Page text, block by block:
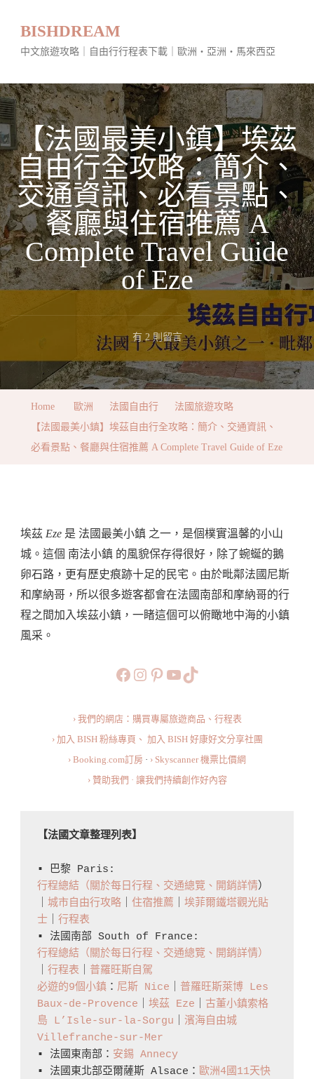
BISHDREAM
中文旅遊攻略｜自由行行程表下載｜歐洲・亞洲・馬來西亞
【法國最美小鎮】埃茲
自由行全攻略：簡介、
交通資訊、必看景點、
餐廳與住宿推薦 A
Complete Travel Guide
of Eze
在
國
由
行
全
攻
略：
交
資
訊、
必
看
與
住
推
薦
A
Complete
Guide
Of
有 2 則留言
Home 歐洲 法國自由行
法國旅遊攻略
【法國最美小鎮】埃茲自由行全攻略：簡介、交通資訊、
必看景點、餐廳與住宿推薦 A Complete Travel Guide of Eze
埃茲 Eze 是 法國最美小鎮 之一，是個樸實溫馨的小山
城。這個 南法小鎮 的風貌保存得很好，除了蜿蜒的鵝
卵石路，更有歷史痕跡十足的民宅。由於毗鄰法國尼斯
和摩納哥，所以很多遊客都會在法國南部和摩納哥的行
程之間加入埃茲小鎮，一睹這個可以俯瞰地中海的小鎮
風采。
https://www.facebook.com/
https://
https://
旅行美食小短片TikTok
› 我們的網店：購買專屬旅遊商品、行程表
› 加入 BISH 粉絲專頁、 加入 BISH 好康好文分享社團
› Booking.com訂房 · › Skyscanner 機票比價網
› 贊助我們 · 讓我們持續創作好內容
【法國文章整理列表】
▪️ 巴黎 Paris:
行程總結（關於每日行程、交通總覽、開銷詳情）
城市自由行攻略 住宿推薦
埃菲爾鐵塔觀光貼
士
行程表
▪️ 法國南部 South of France:
行程總結（關於每日行程、交通總覽、開銷詳情）
行程表
普羅旺斯自駕
必遊的9個小鎮 ： 尼斯 Nice
普羅旺斯萊博 Les
Baux-de-Provence
埃茲 Eze
古董小鎮索格
島 L’Isle-sur-la-Sorgu
濱海自由城
Villefranche-sur-Mer
▪️ 法國東南部： 安錫 Annecy
▪️ 法國東北部亞爾薩斯 Alsace： 歐洲4國11天快